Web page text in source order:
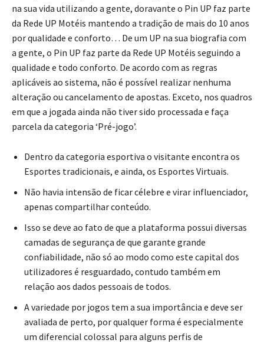
na sua vida utilizando a gente, doravante o Pin UP faz parte
da Rede UP Motéis mantendo a tradição de mais do 10 anos
por qualidade e conforto… De um UP na sua biografia com
a gente, o Pin UP faz parte da Rede UP Motéis seguindo a
qualidade e todo conforto. De acordo com as regras
aplicáveis ao sistema, não é possível realizar nenhuma
alteração ou cancelamento de apostas. Exceto, nos quadros
em que a jogada ainda não tiver sido processada e faça
parcela da categoria ‘Pré-jogo’.
Dentro da categoria esportiva o visitante encontra os
Esportes tradicionais, e ainda, os Esportes Virtuais.
Não havia intensão de ficar célebre e virar influenciador,
apenas compartilhar conteúdo.
Isso se deve ao fato de que a plataforma possui diversas
camadas de segurança de que garante grande
confiabilidade, não só ao modo como este capital dos
utilizadores é resguardado, contudo também em
relação aos dados pessoais de todos.
A variedade por jogos tem a sua importância e deve ser
avaliada de perto, por qualquer forma é especialmente
um diferencial colossal para alguns perfis de